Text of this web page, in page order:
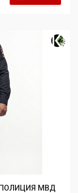
МВД